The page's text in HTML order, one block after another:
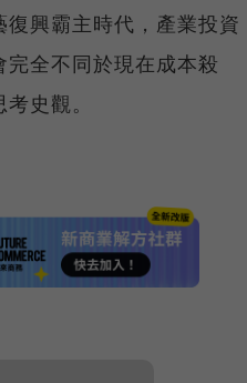
興霸主時代，產業投資
全不同於現在成本殺
史觀。